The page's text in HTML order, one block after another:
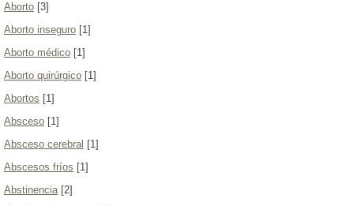
Aborto [3]
Aborto inseguro [1]
Aborto médico [1]
Aborto quirúrgico [1]
Abortos [1]
Absceso [1]
Absceso cerebral [1]
Abscesos fríos [1]
Abstinencia[2]